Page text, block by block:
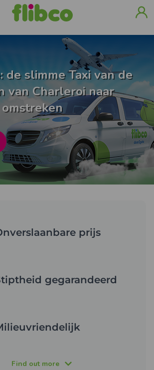
de slimme Taxi van de
van Charleroi naar
prijs
gegarandeerd
Find out more